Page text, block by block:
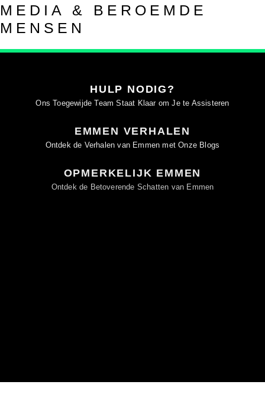
MEDIA & BEROEMDE
MENSEN
HULP NODIG?
Ons Toegewijde Team Staat Klaar om Je te Assisteren
EMMEN VERHALEN
Ontdek de Verhalen van Emmen met Onze Blogs
OPMERKELIJK EMMEN
Ontdek de Betoverende Schatten van Emmen